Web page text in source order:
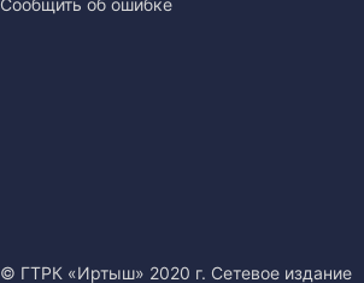
© ГТРК «Иртыш» 2020 г. Сетевое издание